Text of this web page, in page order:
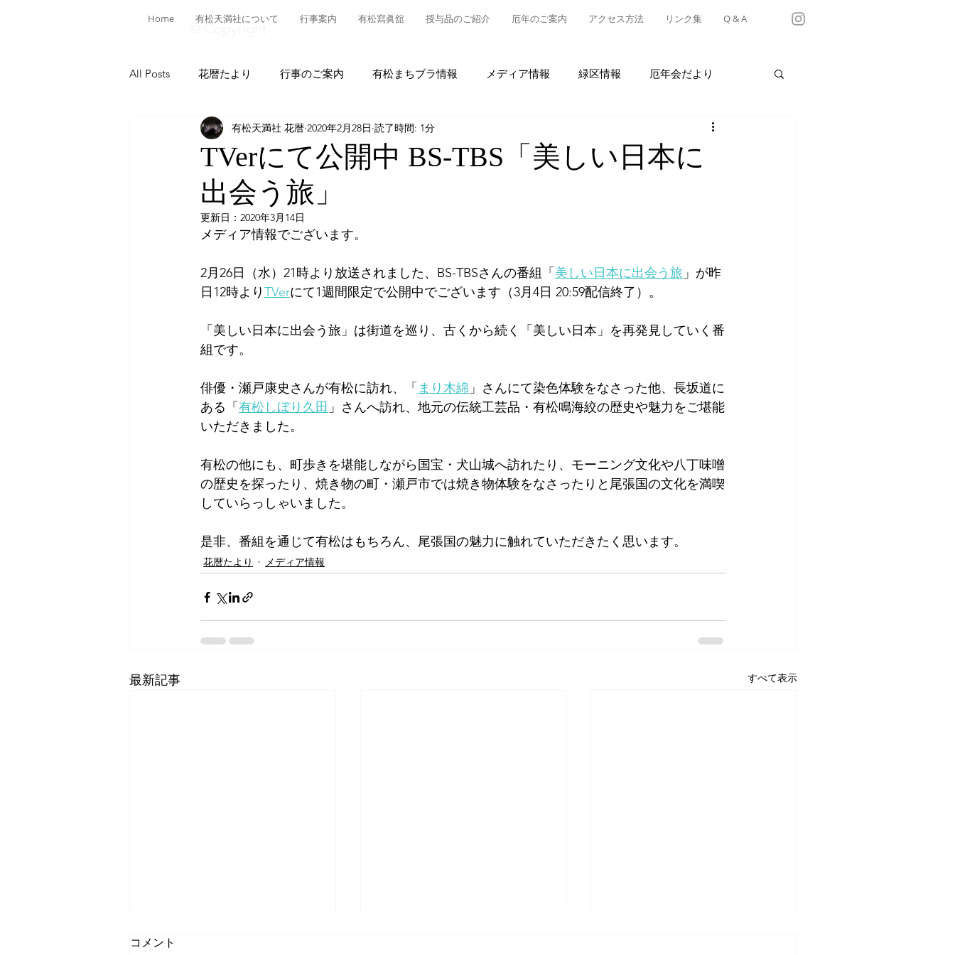
Home 有松天満社について 行事案内 有松寫眞舘 授与品のご紹介 厄年のご案内 アクセス方法 リンク集 Q & A
© Copyright
All Posts 花暦たより 行事のご案内 有松まちブラ情報 メディア情報 緑区情報 厄年会だより
有松ヒストリア 日本遺産有松 授与品について グルメ・テイクアウト情報
菅公ヒストリア 有松の施設情報
有松山車行事
TVerにて公開中 BS-TBS「美しい日本に
出会う旅」
有松天満社 花暦 2020年2月28日 読了時間: 1分
更新日： 2020年3月14日
メディア情報でございます。
2月26日（水）21時より放送されました、BS-TBSさんの番組「 美しい日本に出会う旅 」が昨
日12時よりTVerにて1週間限定で公開中でございます（3月4日 20:59配信終了）。
「美しい日本に出会う旅」は街道を巡り、古くから続く「美しい日本」を再発見していく番
組です。
俳優・瀬戸康史さんが有松に訪れ、「 まり木綿 」さんにて染色体験をなさった他、長坂道に
ある「 有松しぼり久田 」さんへ訪れ、地元の伝統工芸品・有松鳴海絞の歴史や魅力をご堪能
いただきました。
有松の他にも、町歩きを堪能しながら国宝・犬山城へ訪れたり、モーニング文化や八丁味噌
の歴史を探ったり、焼き物の町・瀬戸市では焼き物体験をなさったりと尾張国の文化を満喫
していらっしゃいました。
是非、番組を通じて有松はもちろん、尾張国の魅力に触れていただきたく思います。
花暦たより メディア情報
最新記事 すべて表示
コメント